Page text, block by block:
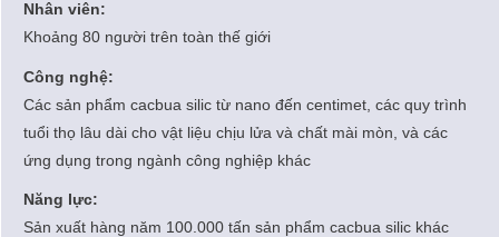
Nhân viên:
Khoảng 80 người trên toàn thế giới
Công nghệ:
Các sản phẩm cacbua silic từ nano đến centimet, các quy trình
tuổi thọ lâu dài cho vật liệu chịu lửa và chất mài mòn, và các
ứng dụng trong ngành công nghiệp khác
Năng lực:
Sản xuất hàng năm 100.000 tấn sản phẩm cacbua silic khác